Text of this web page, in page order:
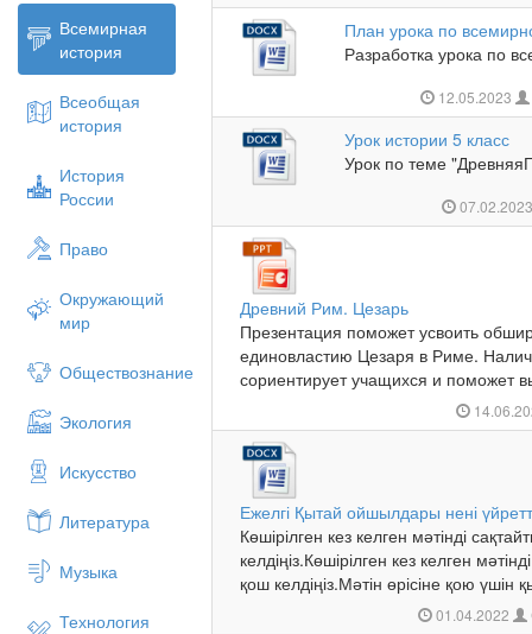
Всемирная
история
Всеобщая
история
История
России
Право
Окружающий
мир
Обществознание
Экология
Искусство
Литература
Музыка
Технология
План урока по
Разработка урока по
12.05.2023
Урок истории 5 класс
Урок по теме
Древний Рим. Цезарь
Презентация поможет усвоить
единовластию Цезаря в Риме.
сориентирует учащихся и поможет
Ежелгі Қытай ойшылдары нені
Көшірілген кез келген мәтінді
келдіңіз.Көшірілген кез келген
қош келдіңіз.Мәтін өрісіне қою
01.04.2022